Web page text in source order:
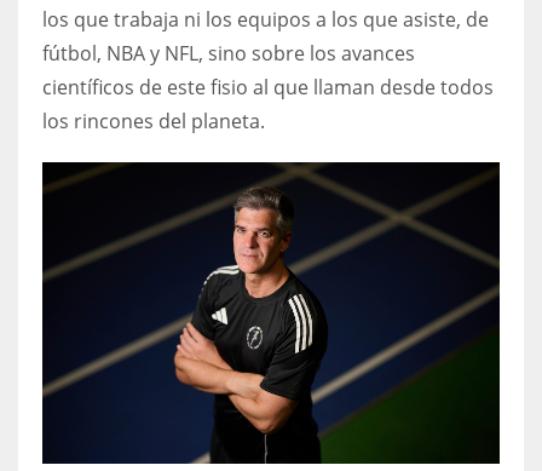
los que trabaja ni los equipos a los que asiste, de
fútbol, NBA y NFL, sino sobre los avances
científicos de este fisio al que llaman desde todos
los rincones del planeta.